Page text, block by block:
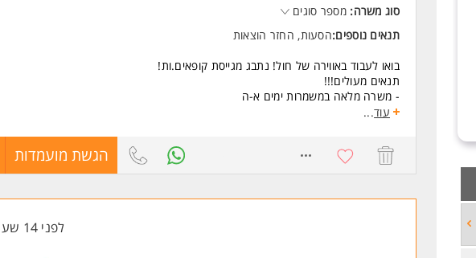
סוג משרה: מספר סוגים
תנאים נוספים:הסעות, החזר הוצאות
בואו לעבוד באווירה של חול! נתבג מגייסת קופאים.ות!
תנאים מעולים!!!
- משרה מלאה במשמרות ימים א-ה
- משמרת - 3.00-10.00
- בסיס מינימום ותוספות משמרות, ממוצע שכר 10k
- עמלות על מכירת מוצרי קופה.
- מערך הסעות מכל אזור המרכז, השפלה והיישובים סמוכים לשדה התעופה
עוד...
הגשת מועמדות
לפני 14 שעות